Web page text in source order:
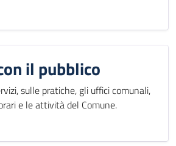
il pubblico
sulle pratiche, gli uffici comunali,
e le attività del Comune.